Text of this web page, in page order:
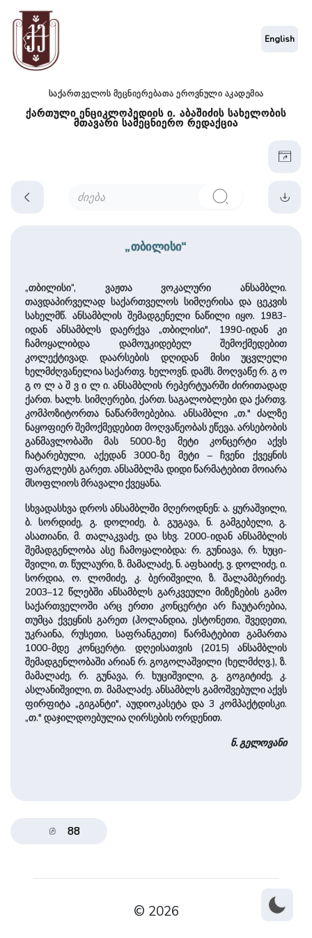
საქართველოს მეცნიერებათა ეროვნული აკადემია
ქართული ენციკლოპედიის ი. აბაშიძის სახელობის
მთავარი სამეცნიერო რედაქცია
English
„თბილისი“
„თბილისი“, ვაჟთა ვოკალური ანსამბლი.
თავდაპირველად საქარ­თვე­ლოს სიმღერისა და ­ცეკვის
სა­ხელმწ. ანსამბლის შემადგენელი ნაწილი იყო. 1983-
იდან ანსამბლს დაერქვა „თბილისი", 1990-იდან კი
ჩამოყალიბდა ­დამოუკიდებელ შემოქმედებით
კოლექტივად. და­არ­სების დღიდან მისი უცვლე­ლი
ხელმძღვანელია სა­ქართვ. ხელოვნ. დამს. მოღვაწე რ. გ ო
გ ო ლ ა ­შ ვ ი ­ლ ი. ანსამბლის რეპერტუარში ძირითადად
ქართ. ხალხ. სიმღერები, ქართ. საგალობლები და ­ქართვ.
კომპოზიტორთა ნაწარმოებებია. ანსამბლი „თ." ძალზე
ნაყოფიერ შემოქმედებით მოღვაწეობას ეწევა. არსებობის
განმავლობაში მას 5000-ზე მეტი კონცერტი აქვს
ჩატარებული, აქედან 3000-ზე მეტი – ჩვენი ქვეყნის
ფარგლებს გარეთ. ანსამბლ­მა დიდი წარმატებით მოიარა
მსოფლიოს მრავალი ქვეყანა.
სხვა­და­სხვა დროს ანსამბლში მღეროდნენ: ა. ყურა­შვი­ლი,
ბ. სორდიძე, გ. დოლიძე, ბ. გუგავა, ნ. გამგებელი, გ.
ასათიანი, მ. თალაკვაძე, და სხვ. 2000-იდან ანსამბლის
შემადგენლობა ასე ჩამოყალიბდა: რ. გუნიავა, რ. ხუცი­
შვილი, თ. წულაური, ზ. მამალაძე, ნ. აფხაიძე, ვ. დოლიძე, ი.
სორდია, ო. ლომიძე, კ. ბერი­შვი­ლი, ზ. შალამბერიძე.
2003–12 წლებში ანსამბლს გარკვეული მიზეზების გამო
სა­ქარ­თვე­ლო­ში არც ერთი კონცერტი არ ჩაუტარებია,
თუმ­ცა ქვეყნის გარეთ (ჰოლანდია, ესტონეთი, შვედეთი,
უკრაინა, რუსეთი, საფრანგეთი) წარმატებით გამართა
1000-მდე კონცერტი. დღეისათვის (2015) ანსამბლის
შემადგენლობაში არიან რ. გოგოლა­შვი­ლი (ხელმძღვ.), ზ.
მამალაძე, რ. გუნავა, რ. ხუციშვი­ლი, გ. გოგიტიძე, კ.
ასლანი­შვი­ლი, თ. მამალაძე. ანსამბლს გამოშვებული აქვს
ფირფიტა „გიგანტი", აუდიოკასეტა და 3 კომპაქტდისკი.
„თ." დაჯილდოებულია ღირსების ორდენით.
ნ. გელოვანი
88
© 2026